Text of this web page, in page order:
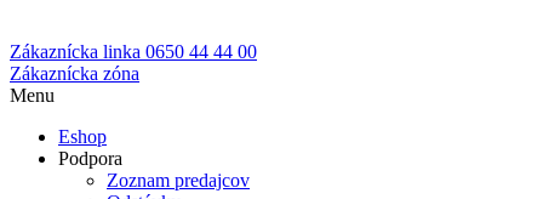
Zákaznícka linka 0650 44 44 00
Zákaznícka zóna
Menu
Eshop
Podpora
Zoznam predajcov